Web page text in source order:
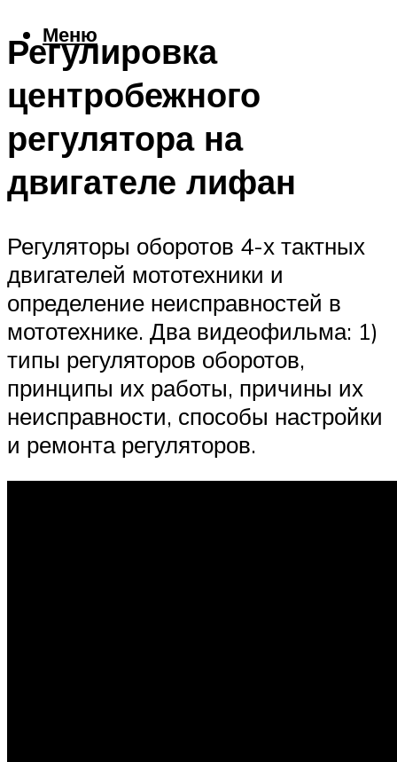
Меню
Регулировка
центробежного
регулятора на
двигателе лифан
Регуляторы оборотов 4-х тактных
двигателей мототехники и
определение неисправностей в
мототехнике. Два видеофильма: 1)
типы регуляторов оборотов,
принципы их работы, причины их
неисправности, способы настройки
и ремонта регуляторов.